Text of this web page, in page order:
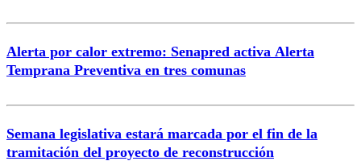
Alerta por calor extremo: Senapred activa Alerta
Temprana Preventiva en tres comunas
Semana legislativa estará marcada por el fin de la
tramitación del proyecto de reconstrucción